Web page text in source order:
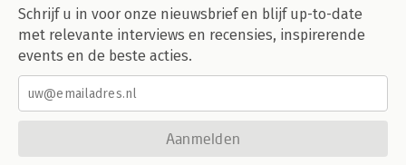
Schrijf u in voor onze nieuwsbrief en blijf up-to-date
met relevante interviews en recensies, inspirerende
events en de beste acties.
Aanmelden